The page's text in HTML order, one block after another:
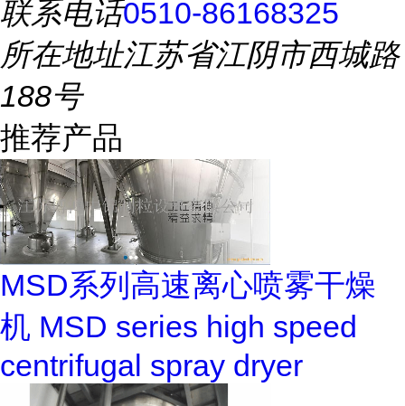
联系电话0510-86168325
所在地址江苏省江阴市西城路
188号
推荐产品
MSD系列高速离心喷雾干燥
机 MSD series high speed
centrifugal spray dryer